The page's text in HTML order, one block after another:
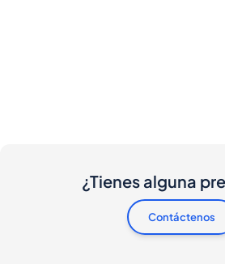
¿Tienes alguna
Contáctenos